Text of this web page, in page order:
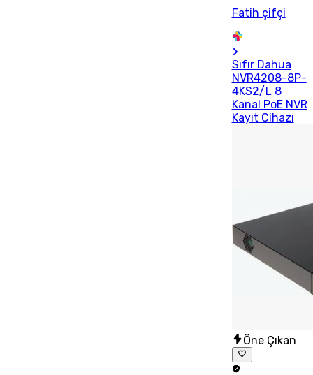
Fatih çifçi
Sıfır Dahua
NVR4208-8P-
4KS2/L 8
Kanal PoE NVR
Kayıt Cihazı
Öne Çıkan